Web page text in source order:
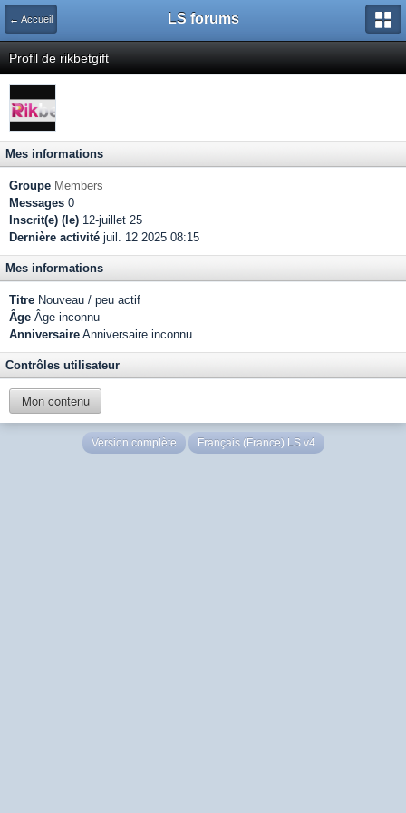
← Accueil LS forums
Profil de rikbetgift
Mes informations
Groupe Members
Messages 0
Inscrit(e) (le) 12-juillet 25
Dernière activité juil. 12 2025 08:15
Mes informations
Titre Nouveau / peu actif
Âge Âge inconnu
Anniversaire Anniversaire inconnu
Contrôles utilisateur
Mon contenu
Version complète Français (France) LS v4